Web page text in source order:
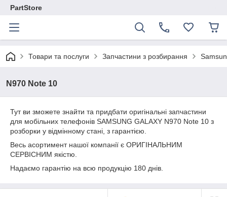
PartStore
Товари та послуги Запчастини з розбирання
N970 Note 10
Тут ви зможете знайти та придбати оригінальні запчастини
для мобільних телефонів SAMSUNG GALAXY N970 Note 10 з
розборки у відмінному стані, з гарантією.
Весь асортимент нашої компанії є ОРИГІНАЛЬНИМ
СЕРВІСНИМ якістю.
Надаємо гарантію на всю продукцію 180 днів.